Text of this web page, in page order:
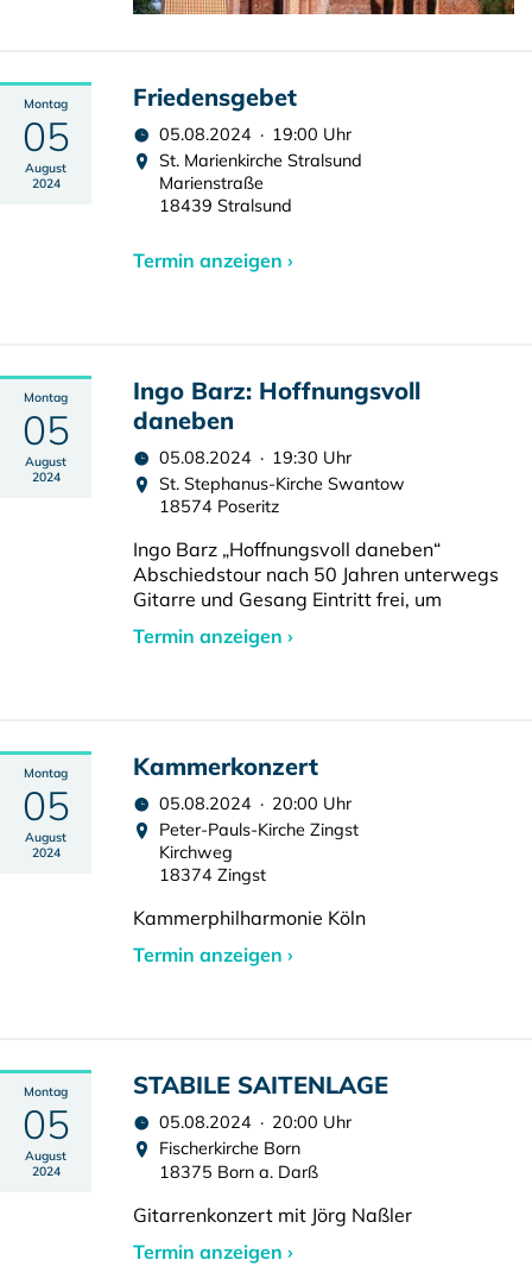
Montag
05
August
2024
Friedensgebet
05.08.2024 · 19:00 Uhr
St. Marienkirche Stralsund
Marienstraße
18439 Stralsund
Termin anzeigen ›
Montag
05
August
2024
Ingo Barz: Hoffnungsvoll
daneben
05.08.2024 · 19:30 Uhr
St. Stephanus-Kirche Swantow
18574 Poseritz
Ingo Barz „Hoffnungsvoll daneben“
Abschiedstour nach 50 Jahren unterwegs
Gitarre und Gesang Eintritt frei, um
Termin anzeigen ›
Montag
05
August
2024
Kammerkonzert
05.08.2024 · 20:00 Uhr
Peter-Pauls-Kirche Zingst
Kirchweg
18374 Zingst
Kammerphilharmonie Köln
Termin anzeigen ›
Montag
05
August
2024
STABILE SAITENLAGE
05.08.2024 · 20:00 Uhr
Fischerkirche Born
18375 Born a. Darß
Gitarrenkonzert mit Jörg Naßler
Termin anzeigen ›